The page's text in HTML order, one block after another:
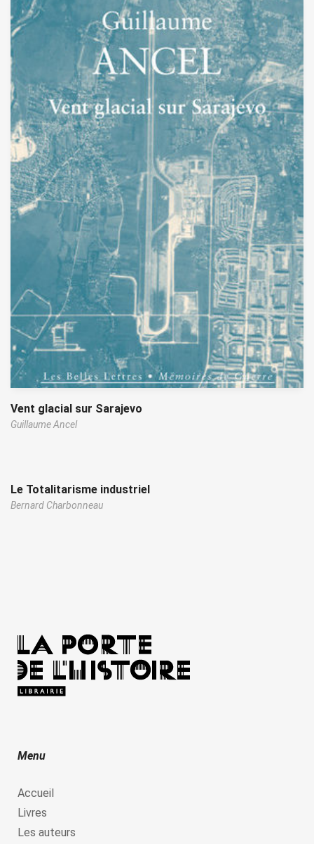
Vent glacial sur Sarajevo
Guillaume Ancel
Le Totalitarisme industriel
Bernard Charbonneau
Menu
Accueil
Livres
Les auteurs